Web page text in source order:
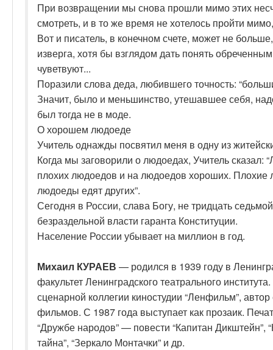
При возвращении мы снова прошли мимо этих
смотреть, и в то же время не хотелось пройти
Вот и писатель, в конечном счете, может не
изверга, хотя бы взглядом дать понять
чуветвуют...
Поразили слова деда, любившего точность:
Значит, было и меньшинство, утешавшее себя,
был тогда не в моде.
О хорошем людоеде
Учитель однажды посвятил меня в одну из
Когда мы заговорили о людоедах, Учитель сказал:
плохих людоедов и на людоедов хороших.
людоеды едят других”.
Сегодня в России, слава Богу, не тридцать
безраздельной власти гаранта Конституции.
Население России убывает на миллион в год.
Михаил КУРАЕВ — родился в 1939 году в
факультет Ленинградского театрального
сценарной коллегии киностудии “Ленфильм”,
фильмов. С 1987 года выступает как прозаик.
“Дружбе народов” — повести “Капитан Дикштейн”,
тайна”, “Зеркало Монтачки” и др.